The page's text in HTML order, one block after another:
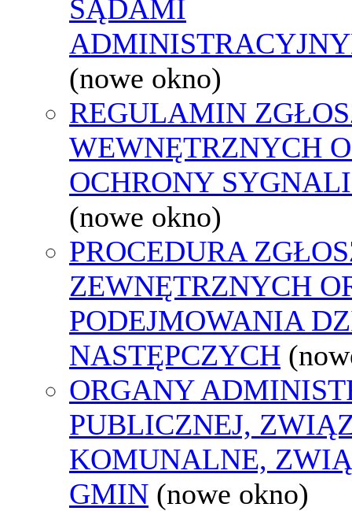
SĄDAMI
(nowe okno)
REGULAMIN
WEWNĘTRZNYCH
OCHRONY
(nowe okno)
PROCEDURA
ZEWNĘTRZNYCH
PODEJMOWANIA
NASTĘPCZYCH
ORGANY
PUBLICZNEJ,
KOMUNALNE,
GMIN (nowe okno)